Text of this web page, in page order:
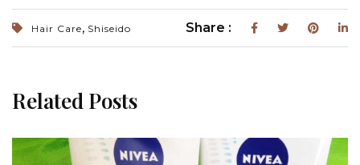
Hair Care, Shiseido Share :
Related Posts